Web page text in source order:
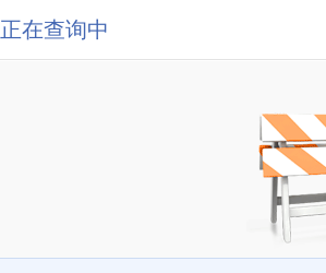
正在查询中